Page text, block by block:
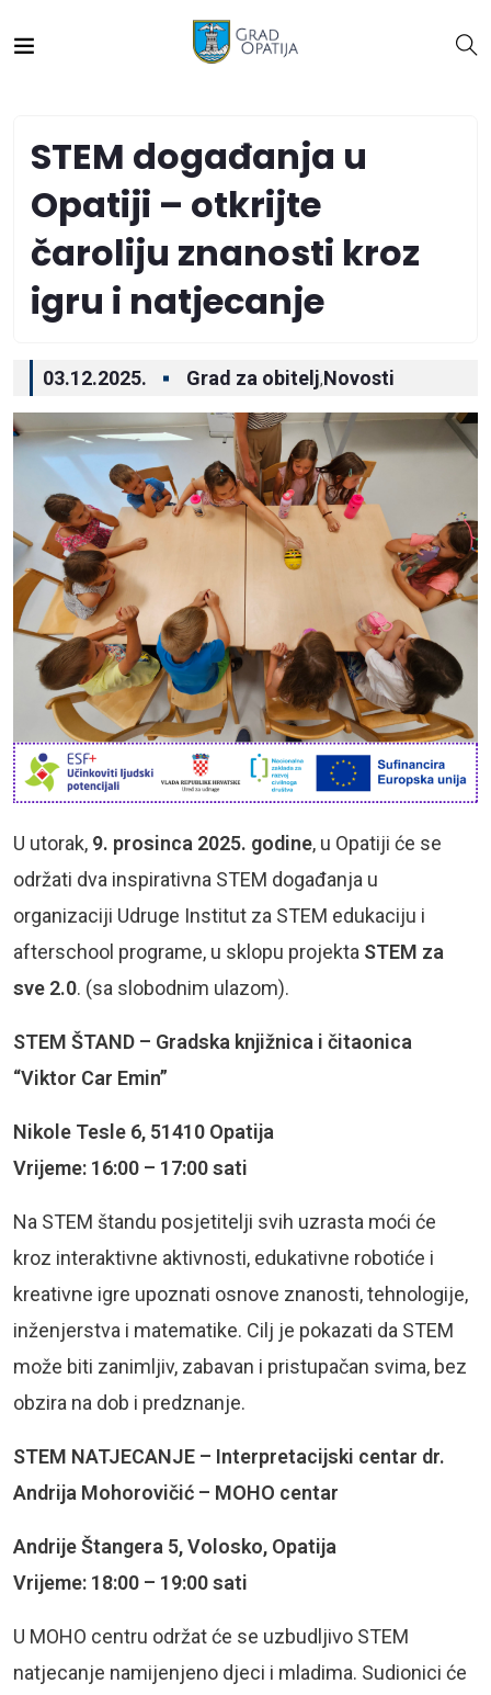
STEM događanja u
Opatiji – otkrijte
čaroliju znanosti kroz
igru i natjecanje
03.12.2025. Grad za obitelj,Novosti
U utorak, 9. prosinca 2025. godine, u Opatiji će se
održati dva inspirativna STEM događanja u
organizaciji Udruge Institut za STEM edukaciju i
afterschool programe, u sklopu projekta STEM za
sve 2.0. (sa slobodnim ulazom).
STEM ŠTAND – Gradska knjižnica i čitaonica
“Viktor Car Emin”
Nikole Tesle 6, 51410 Opatija
Vrijeme: 16:00 – 17:00 sati
Na STEM štandu posjetitelji svih uzrasta moći će
kroz interaktivne aktivnosti, edukativne robotiće i
kreativne igre upoznati osnove znanosti, tehnologije,
inženjerstva i matematike. Cilj je pokazati da STEM
može biti zanimljiv, zabavan i pristupačan svima, bez
obzira na dob i predznanje.
STEM NATJECANJE – Interpretacijski centar dr.
Andrija Mohorovičić – MOHO centar
Andrije Štangera 5, Volosko, Opatija
Vrijeme: 18:00 – 19:00 sati
U MOHO centru održat će se uzbudljivo STEM
natjecanje namijenjeno djeci i mladima. Sudionici će